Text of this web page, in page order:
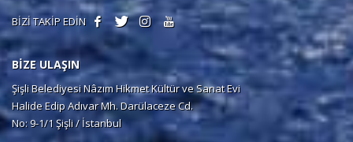
BİZİ TAKİP EDİN
BİZE ULAŞIN
Şişli Belediyesi Nâzım Hikmet Kültür ve Sanat Evi
Halide Edip Adıvar Mh. Darülaceze Cd.
No: 9-1/1 Şişli / İstanbul